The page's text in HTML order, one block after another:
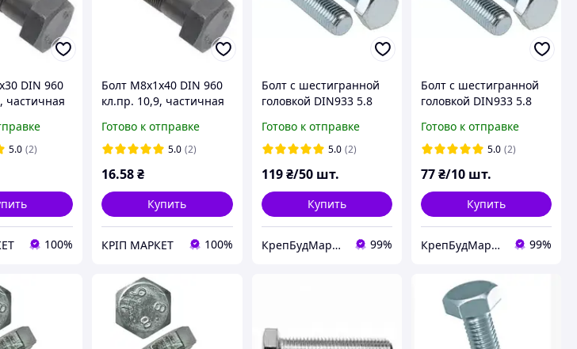
DIN 960
частичная
покрытия
5.0 (2)
100%
Болт М8х1х40 DIN 960
кл.пр. 10,9, частичная
резьбы, без покрытия
Готово к отправке
5.0 (2)
16.58₴
Купить
КРІП МАРКЕТ 100%
Болт с шестигранной
головкой DIN933 5.8
Готово к отправке
5.0 (2)
119 ₴/50 шт.
Купить
КрепБудМаркет- интернет магазин 99%
Болт с шестигранной
головкой DIN933 5.8
Готово к отправке
5.0 (2)
77₴/10 шт.
Купить
КрепБудМаркет- интернет магазин 99%